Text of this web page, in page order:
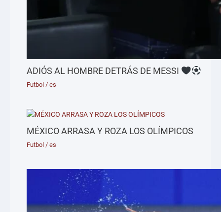
ADIÓS AL HOMBRE DETRÁS DE MESSI
Futbol /es
MÉXICO ARRASA Y ROZA LOS OLÍMPICOS
Futbol /es